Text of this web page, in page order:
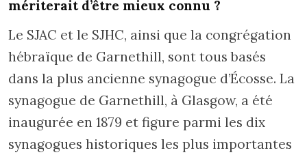
mériterait d’être mieux connu ?
Le SJAC et le SJHC, ainsi que la congrégation
hébraïque de Garnethill, sont tous basés
dans la plus ancienne synagogue d’Écosse. La
synagogue de Garnethill, à Glasgow, a été
inaugurée en 1879 et figure parmi les dix
synagogues historiques les plus importantes